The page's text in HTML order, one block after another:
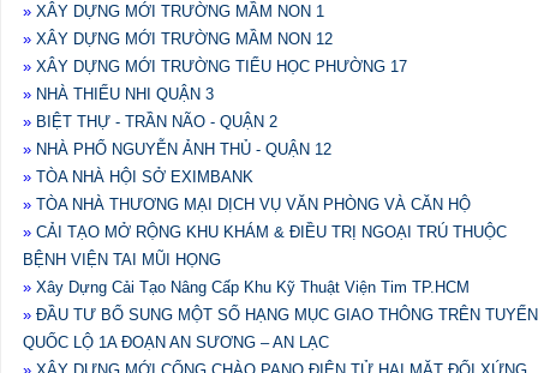
» XÂY DỰNG MỚI TRƯỜNG MẦM NON 1
» XÂY DỰNG MỚI TRƯỜNG MẦM NON 12
» XÂY DỰNG MỚI TRƯỜNG TIỂU HỌC PHƯỜNG 17
» NHÀ THIẾU NHI QUẬN 3
» BIỆT THỰ - TRẦN NÃO - QUẬN 2
» NHÀ PHỐ NGUYỄN ẢNH THỦ - QUẬN 12
» TÒA NHÀ HỘI SỞ EXIMBANK
» TÒA NHÀ THƯƠNG MẠI DỊCH VỤ VĂN PHÒNG VÀ CĂN HỘ
» CẢI TẠO MỞ RỘNG KHU KHÁM & ĐIỀU TRỊ NGOẠI TRÚ THUỘC
BỆNH VIỆN TAI MŨI HỌNG
» Xây Dựng Cải Tạo Nâng Cấp Khu Kỹ Thuật Viện Tim TP.HCM
» ĐẦU TƯ BỔ SUNG MỘT SỐ HẠNG MỤC GIAO THÔNG TRÊN TUYẾN
QUỐC LỘ 1A ĐOẠN AN SƯƠNG – AN LẠC